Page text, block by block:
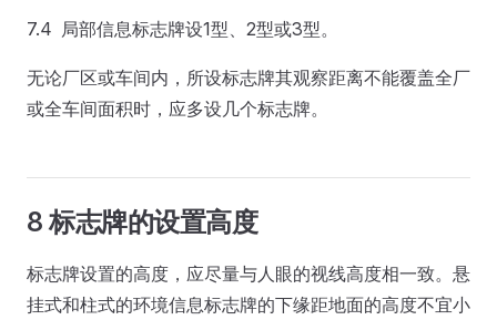
7.4 局部信息标志牌设1型、2型或3型。
无论厂区或车间内，所设标志牌其观察距离不能覆盖全厂
或全车间面积时，应多设几个标志牌。
8 标志牌的设置高度
标志牌设置的高度，应尽量与人眼的视线高度相一致。悬
挂式和柱式的环境信息标志牌的下缘距地面的高度不宜小